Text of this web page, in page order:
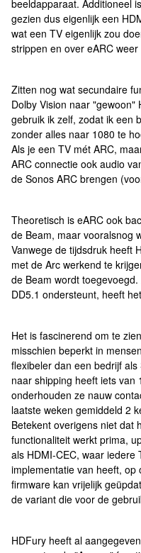
beeldapparaat. Additioneel
gezien dus eigenlijk een
wat een TV eigenlijk zou
strippen en over eARC weer
Zitten nog wat secundaire
Dolby Vision naar
gebruik ik zelf, zodat ik een
zonder alles naar 1080 te
Als je een TV mét ARC,
ARC connectie ook audio
de Sonos ARC brengen
Theoretisch is eARC ook
de Beam, maar vooralsnog
Vanwege de tijdsdruk heeft
met de Arc werkend te
de Beam wordt
DD5.1 ondersteunt, heeft
Het is fascinerend om te
misschien beperkt in
flexibeler dan een bedrijf
naar shipping heeft iets van
onderhouden ze nauw
laatste weken gemiddeld 2
Betekent overigens niet dat
functionaliteit werkt prima,
als HDMI-CEC, waar iedere
implementatie van heeft, op
firmware kan vrijelijk
de variant die voor de
HDFury heeft al